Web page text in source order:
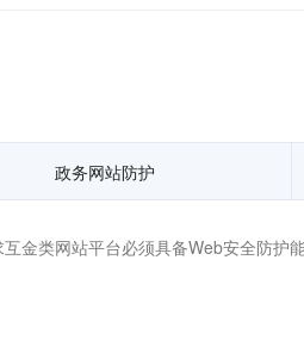
政务网站防护
金类网站平台必须具备Web安全防护